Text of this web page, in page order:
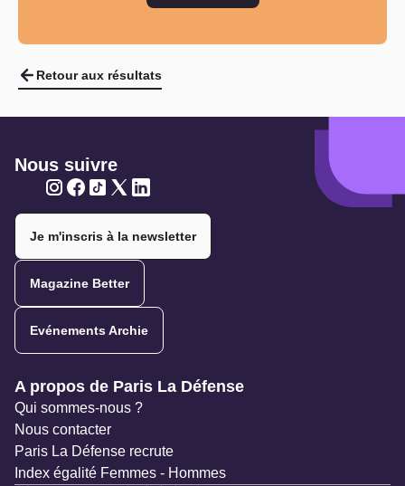
Retour aux résultats
Nous suivre
Je m'inscris à la newsletter
Magazine Better
Evénements Archie
Navigation secondaire
A propos de Paris La Défense
Qui sommes-nous ?
Nous contacter
Paris La Défense recrute
Index égalité Femmes - Hommes